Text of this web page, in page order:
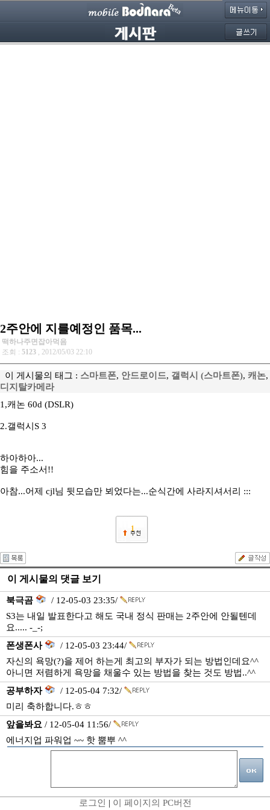
2주안에 지를예정인 품목...
떡하나주면잡아먹음
조회 : 5123 , 2012/05/03 22:10
이 게시물의 태그 : 스마트폰, 안드로이드, 갤럭시 (스마트폰), 캐논,
디지탈카메라
1,캐논 60d (DSLR)
2.갤럭시S 3
하아하아...
힘을 주소서!!
아참...어제 cjl님 뒷모습만 뵈었다는...순식간에 사라지셔서리 :::
1
이 게시물의 댓글 보기
북극곰
/ 12-05-03 23:35/
S3는 내일 발표한다고 해도 국내 정식 판매는 2주안에 안될텐데
요..... -_-;
폰생폰사
/ 12-05-03 23:44/
자신의 욕망(?)을 제어 하는게 최고의 부자가 되는 방법인데요^^
아니면 저렴하게 욕망을 채울수 있는 방법을 찾는 것도 방법..^^
공부하자
/ 12-05-04 7:32/
미리 축하합니다.ㅎㅎ
앞을봐요 / 12-05-04 11:56/
에너지업 파워업 ~~ 핫 뿜뿌 ^^
로그인 | 이 페이지의 PC버전